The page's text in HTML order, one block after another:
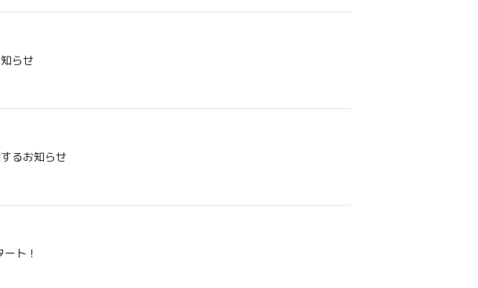
らせ
るお知らせ
ト！